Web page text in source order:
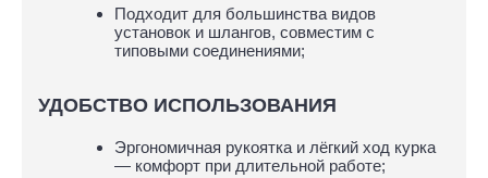
Подходит для большинства видов
установок и шлангов, совместим с
типовыми соединениями;
УДОБСТВО ИСПОЛЬЗОВАНИЯ
Эргономичная рукоятка и лёгкий ход курка
— комфорт при длительной работе;